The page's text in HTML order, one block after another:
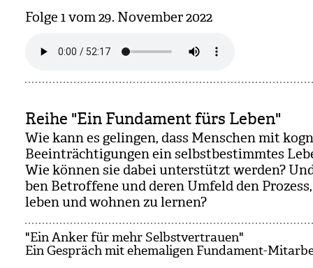
Folge 1 vom 29. Novem­ber 2022
Reihe "Ein Fundament fürs Leben"
Wie kann es gelin­gen, dass Men­schen mit
Beein­träch­ti­gun­gen ein selbst­be­stimm­tes
Wie kön­nen sie dabei unter­stützt wer­den?
ben Betrof­fene und deren Umfeld den
leben und woh­nen zu ler­nen?
"Ein Anker für mehr Selbstvertrauen"
Ein Gespräch mit ehemaligen Fundament-